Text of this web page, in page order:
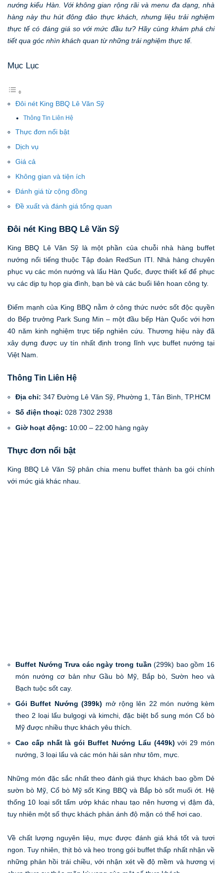
nướng kiểu Hàn. Với không gian rộng rãi và menu đa dạng, nhà
hàng này thu hút đông đảo thực khách, nhưng liệu trải nghiệm
thực tế có đáng giá so với mức đầu tư? Hãy cùng khám phá chi
tiết qua góc nhìn khách quan từ những trải nghiệm thực tế.
Mục Lục
Đôi nét King BBQ Lê Văn Sỹ
Thông Tin Liên Hệ
Thực đơn nổi bật
Dịch vụ
Giá cả
Không gian và tiện ích
Đánh giá từ cộng đồng
Đề xuất và đánh giá tổng quan
Đôi nét King BBQ Lê Văn Sỹ
King BBQ Lê Văn Sỹ là một phần của chuỗi nhà hàng buffet
nướng nổi tiếng thuộc Tập đoàn RedSun ITI. Nhà hàng chuyên
phục vụ các món nướng và lẩu Hàn Quốc, được thiết kế để phục
vụ các dịp tụ họp gia đình, bạn bè và các buổi liên hoan công ty.
Điểm mạnh của King BBQ nằm ở công thức nước sốt độc quyền
do Bếp trưởng Park Sung Min – một đầu bếp Hàn Quốc với hơn
40 năm kinh nghiệm trực tiếp nghiên cứu. Thương hiệu này đã
xây dựng được uy tín nhất định trong lĩnh vực buffet nướng tại
Việt Nam.
Thông Tin Liên Hệ
Địa chỉ: 347 Đường Lê Văn Sỹ, Phường 1, Tân Bình, TP.HCM
Số điện thoại: 028 7302 2938
Giờ hoạt động: 10:00 – 22:00 hàng ngày
Thực đơn nổi bật
King BBQ Lê Văn Sỹ phân chia menu buffet thành ba gói chính
với mức giá khác nhau.
Buffet Nướng Trưa các ngày trong tuần (299k) bao gồm 16
món nướng cơ bản như Gầu bò Mỹ, Bắp bò, Sườn heo và
Bạch tuộc sốt cay.
Gói Buffet Nướng (399k) mở rộng lên 22 món nướng kèm
theo 2 loại lẩu bulgogi và kimchi, đặc biệt bổ sung món Cổ bò
Mỹ được nhiều thực khách yêu thích.
Cao cấp nhất là gói Buffet Nướng Lẩu (449k) với 29 món
nướng, 3 loại lẩu và các món hải sản như tôm, mực.
Những món đặc sắc nhất theo đánh giá thực khách bao gồm Dẻ
sườn bò Mỹ, Cổ bò Mỹ sốt King BBQ và Bắp bò sốt muối ớt. Hệ
thống 10 loại sốt tẩm ướp khác nhau tạo nên hương vị đậm đà,
tuy nhiên một số thực khách phản ánh độ mặn có thể hơi cao.
Về chất lượng nguyên liệu, mực được đánh giá khá tốt và tươi
ngon. Tuy nhiên, thịt bò và heo trong gói buffet thấp nhất nhận về
những phản hồi trái chiều, với nhận xét về độ mềm và hương vị